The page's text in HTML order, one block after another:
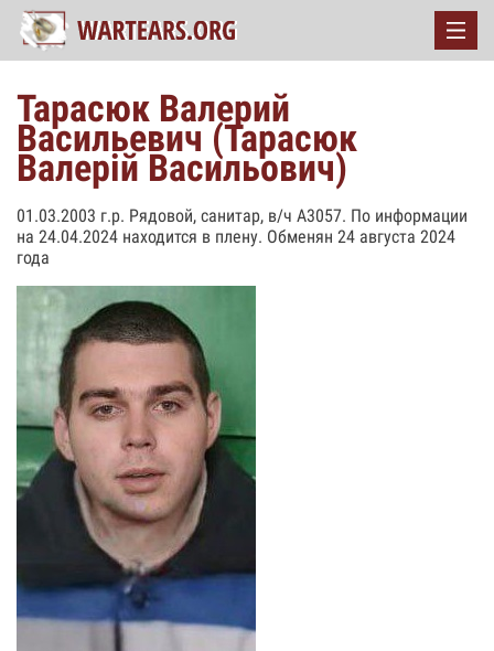
Тарасюк Валерий
Васильевич (Тарасюк
Валерій Васильович)
01.03.2003 г.р. Рядовой, санитар, в/ч А3057. По информации
на 24.04.2024 находится в плену. Обменян 24 августа 2024
года